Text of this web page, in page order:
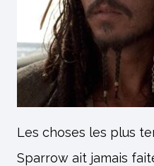
Les choses les plus
Sparrow ait jamais